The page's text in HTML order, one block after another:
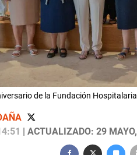
de la Fundación
| ACTUALIZADO: 29